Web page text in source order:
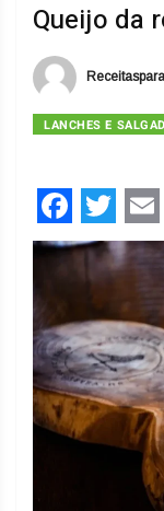
Queijo da
LANCHES E